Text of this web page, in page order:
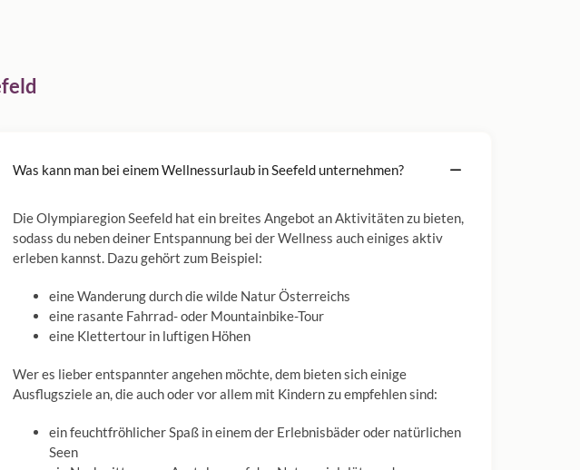
Was kann man bei einem Wellnessurlaub in Seefeld unternehmen?
Die Olympiaregion Seefeld hat ein breites Angebot an Aktivitäten zu bieten,
sodass du neben deiner Entspannung bei der Wellness auch einiges aktiv
erleben kannst. Dazu gehört zum Beispiel:
eine Wanderung durch die wilde Natur Österreichs
eine rasante Fahrrad- oder Mountainbike-Tour
eine Klettertour in luftigen Höhen
Wer es lieber entspannter angehen möchte, dem bieten sich einige
Ausflugsziele an, die auch oder vor allem mit Kindern zu empfehlen sind:
ein feuchtfröhlicher Spaß in einem der Erlebnisbäder oder natürlichen
Seen